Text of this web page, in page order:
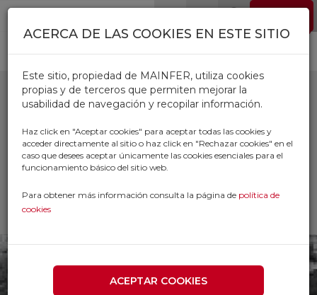
Pasar al contenido principal
VERTEDERAS
Inicio
Productos
RECAMBIOS AGRICOLAS
VERTEDERAS
ACERCA DE LAS COOKIES EN ESTE SITIO
Este sitio, propiedad de MAINFER, utiliza cookies
propias y de terceros que permiten mejorar la
usabilidad de navegación y recopilar información.
Haz click en "Aceptar cookies" para aceptar todas las cookies y
acceder directamente al sitio o haz click en "Rechazar cookies" en el
caso que desees aceptar únicamente las cookies esenciales para el
funcionamiento básico del sitio web.
Para obtener más información consulta la página de política de
cookies
ACEPTAR COOKIES